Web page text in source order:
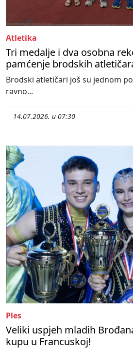
Atletika
Tri medalje i dva osobna
pamćenje brodskih
Brodski atletičari još su jednom
ravno...
14.07.2026. u 07:30
Ples
Veliki uspjeh mladih
kupu u Francuskoj!